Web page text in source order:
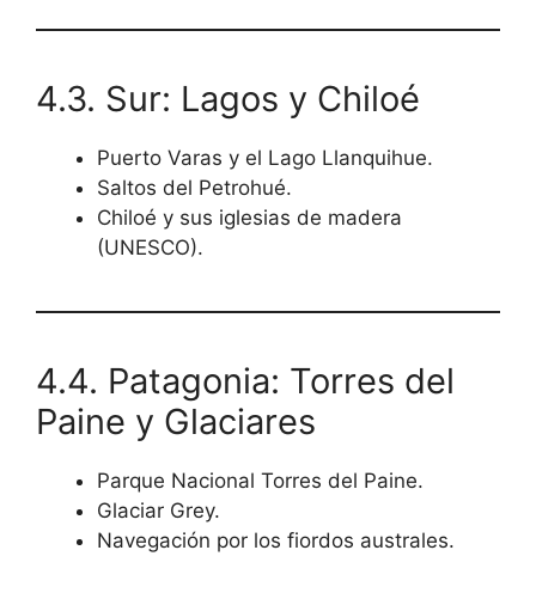
4.3. Sur: Lagos y Chiloé
Puerto Varas y el Lago Llanquihue.
Saltos del Petrohué.
Chiloé y sus iglesias de madera
(UNESCO).
4.4. Patagonia: Torres del
Paine y Glaciares
Parque Nacional Torres del Paine.
Glaciar Grey.
Navegación por los fiordos australes.